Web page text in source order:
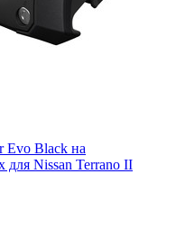
Evo Black на
для Nissan Terrano II